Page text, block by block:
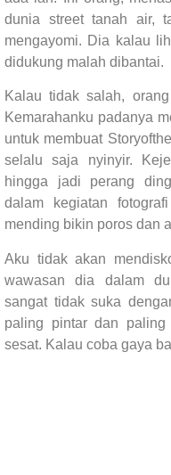
dunia street tanah air,
mengayomi. Dia kalau
didukung malah dibantai.
Kalau tidak salah,
Kemarahanku padanya
untuk membuat
selalu saja nyinyir.
hingga jadi perang
dalam kegiatan
mending bikin poros dan
Aku tidak akan
wawasan dia dalam
sangat tidak suka
paling pintar dan paling
sesat. Kalau coba gaya